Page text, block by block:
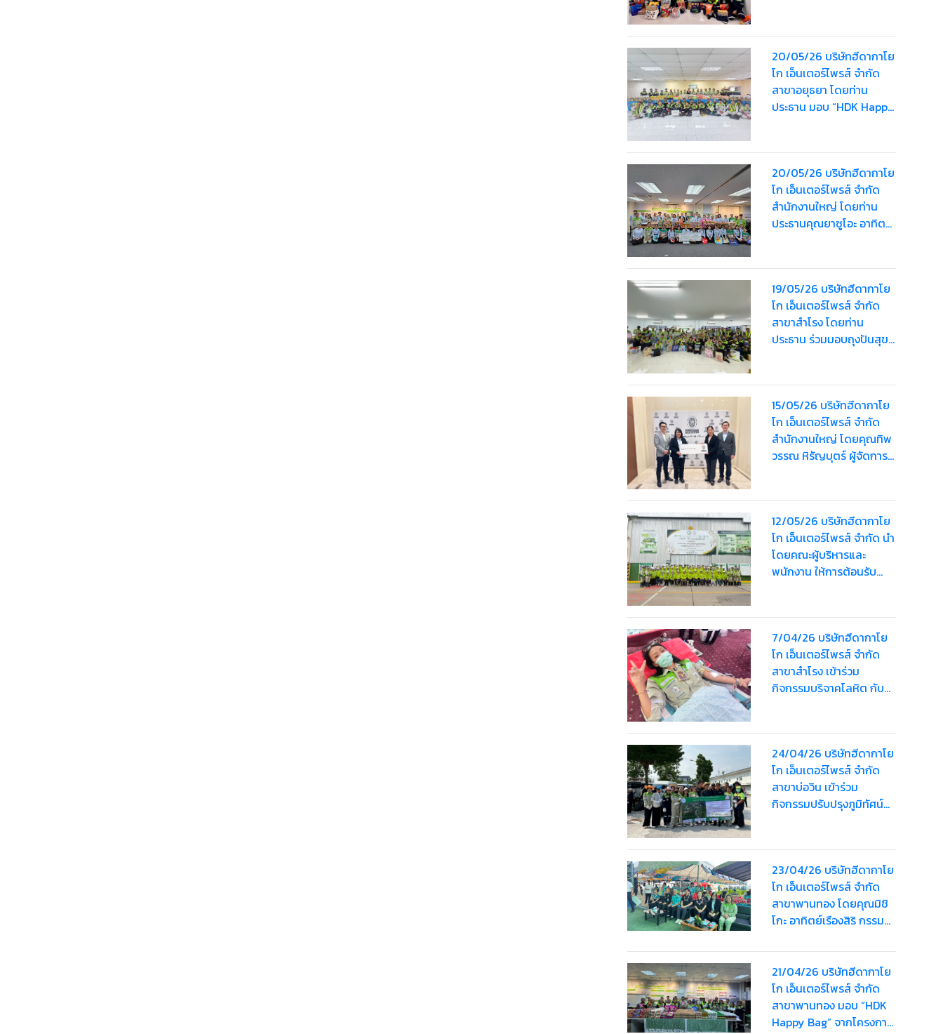
พนักงานรวมมูลค่า
49,000 บาท
20/05/26 บริษัทฮีดากาโย
โก เอ็นเตอร์ไพรส์ จำกัด
สาขาอยุธยา โดยท่าน
ประธาน มอบ “HDK Happy
80,000 บาท
20/05/26 บริษัทฮีดากาโย
โก เอ็นเตอร์ไพรส์ จำกัด
สำนักงานใหญ่ โดยท่าน
ประธานคุณยาซูโอะ อาทิตย์
พนักงาน รวมมูลค่า
63,000 บาท
19/05/26 บริษัทฮีดากาโย
โก เอ็นเตอร์ไพรส์ จำกัด
สาขาสำโรง โดยท่าน
ประธาน ร่วมมอบถุงปันสุข
15/05/26 บริษัทฮีดากาโย
โก เอ็นเตอร์ไพรส์ จำกัด
สำนักงานใหญ่ โดยคุณทิพ
วรรณ หิรัญบุตร์ ผู้จัดการ
version 2026 และ ร่วมรับ
มอบป้ายอคิลิกจาก
Southeast Asia
Certification and
Sustainability Manager
12/05/26 บริษัทฮีดากาโย
โก เอ็นเตอร์ไพรส์ จำกัด นำ
โดยคณะผู้บริหารและ
พนักงาน ให้การต้อนรับ
จังหวัดลพบุรี และ
สำนักงานอุตสาหกรรม
จังหวัดสระบุรี
7/04/26 บริษัทฮีดากาโย
โก เอ็นเตอร์ไพรส์ จำกัด
สาขาสำโรง เข้าร่วม
กิจกรรมบริจาคโลหิต กับ
24/04/26 บริษัทฮีดากาโย
โก เอ็นเตอร์ไพรส์ จำกัด
สาขาบ่อวิน เข้าร่วม
กิจกรรมปรับปรุงภูมิทัศน์
ร่วมกับ อบต.บ่อวิน
23/04/26 บริษัทฮีดากาโย
โก เอ็นเตอร์ไพรส์ จำกัด
สาขาพานทอง โดยคุณมิชิ
โกะ อาทิตย์เรืองสิริ กรรม
"โครงการพัฒนาศักยภาพ
ผู้สูงอายุและการเตรียม
ความพร้อมเข้าสู่สังคมผู้สูง
อายุ ประจำปี 2569"
21/04/26 บริษัทฮีดากาโย
โก เอ็นเตอร์ไพรส์ จำกัด
สาขาพานทอง มอบ “HDK
Happy Bag” จากโครงการ